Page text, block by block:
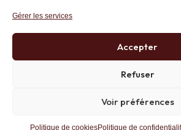
Gérer les services
Accepter
Refuser
Voir préférences
Politique de cookiesPolitique de
Institut des
+33 (0)1 71 20 45 39